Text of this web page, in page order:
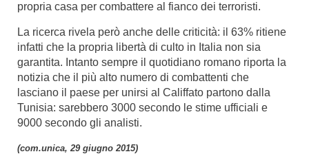
propria casa per combattere al fianco dei terroristi.
La ricerca rivela però anche delle criticità: il 63% ritiene
infatti che la propria libertà di culto in Italia non sia
garantita. Intanto sempre il quotidiano romano riporta la
notizia che il più alto numero di combattenti che
lasciano il paese per unirsi al Califfato partono dalla
Tunisia: sarebbero 3000 secondo le stime ufficiali e
9000 secondo gli analisti.
(com.unica, 29 giugno 2015)